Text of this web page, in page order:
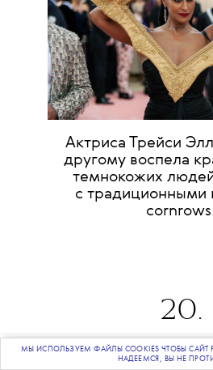
ПОДПИСЫВАЙТЕСЬНА НАШУ
Актриса Трейси
другому воспела
темнокожих
с традиционными
20.
МЫ ИСПОЛЬЗУЕМ ФАЙЛЫ COOKIES ЧТОБЫ САЙТ
НАДЕЕМСЯ, ВЫ НЕ